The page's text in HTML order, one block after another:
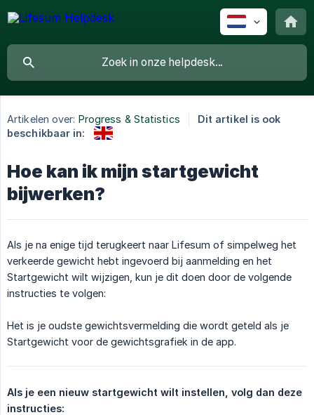
Artikelen over: Progress & Statistics
Dit artikel is ook
beschikbaar in:
Hoe kan ik mijn startgewicht
bijwerken?
Als je na enige tijd terugkeert naar Lifesum of simpelweg het
verkeerde gewicht hebt ingevoerd bij aanmelding en het
Startgewicht wilt wijzigen, kun je dit doen door de volgende
instructies te volgen:
Het is je oudste gewichtsvermelding die wordt geteld als je
Startgewicht voor de gewichtsgrafiek in de app.
Als je een nieuw startgewicht wilt instellen, volg dan deze
instructies: